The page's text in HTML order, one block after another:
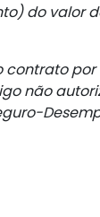
do valor
contrato
não